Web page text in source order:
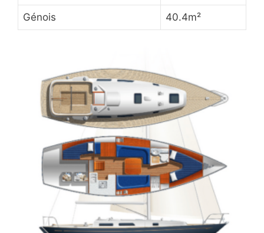
Génois 40.4m²